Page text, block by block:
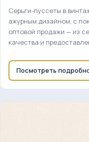
Серьги-пуссеты в
ажурным дизайном, с
оптовой продажи — из
качества и
Посмотреть